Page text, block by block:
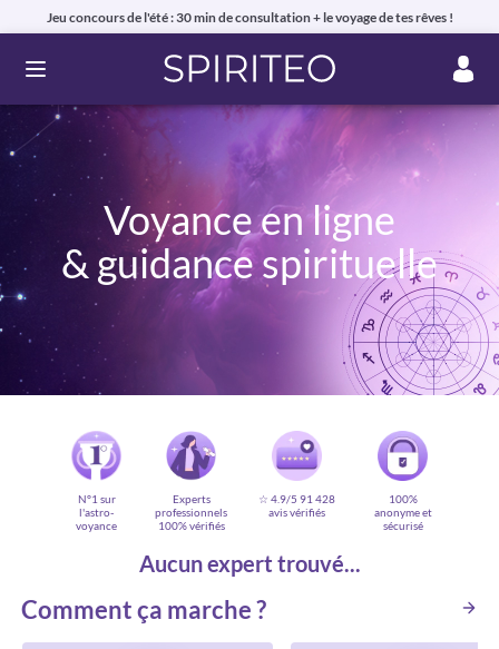
Jeu concours de l'été : 30 min de consultation + le voyage de tes rêves !
Ouvrir le menu
Voyance en ligne
& guidance spirituelle
N°1 sur
l'astro-
voyance
Experts
professionnels
100% vérifiés
☆ 4.9/5 91 428
avis vérifiés
100%
anonyme et
sécurisé
Aucun expert trouvé...
Comment ça marche ?